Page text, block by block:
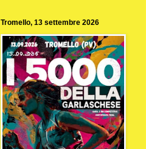
Tromello, 13 settembre 2026